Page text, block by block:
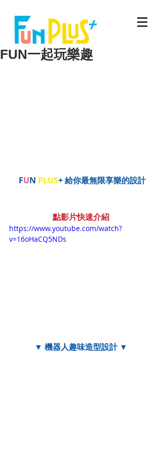
FUN一起玩樂趣
FUN PLUS+ 給你最無限享樂的設計
點影片快速介紹
https://www.youtube.com/watch?
v=16oHaCQ5NDs
▼ 機器人趣味造型設計 ▼